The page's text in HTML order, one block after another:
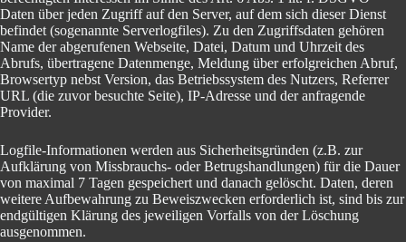
Daten über jeden Zugriff auf den Server, auf dem sich dieser Dienst
befindet (sogenannte Serverlogfiles). Zu den Zugriffsdaten gehören
Name der abgerufenen Webseite, Datei, Datum und Uhrzeit des
Abrufs, übertragene Datenmenge, Meldung über erfolgreichen Abruf,
Browsertyp nebst Version, das Betriebssystem des Nutzers, Referrer
URL (die zuvor besuchte Seite), IP-Adresse und der anfragende
Provider.
Logfile-Informationen werden aus Sicherheitsgründen (z.B. zur
Aufklärung von Missbrauchs- oder Betrugshandlungen) für die Dauer
von maximal 7 Tagen gespeichert und danach gelöscht. Daten, deren
weitere Aufbewahrung zu Beweiszwecken erforderlich ist, sind bis zur
endgültigen Klärung des jeweiligen Vorfalls von der Löschung
ausgenommen.